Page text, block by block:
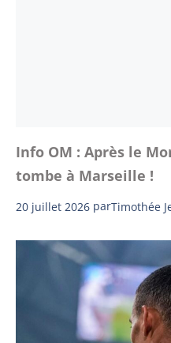
Info OM : Après le
tombe à Marseille !
20 juillet 2026 parTimothée